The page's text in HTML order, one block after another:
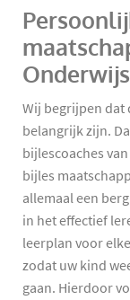
Wij begrijpen dat
belangrijk zijn.
bijlescoaches
bijles
allemaal een
in het effectief
leerplan voor
zodat uw kind
gaan. Hierdoor